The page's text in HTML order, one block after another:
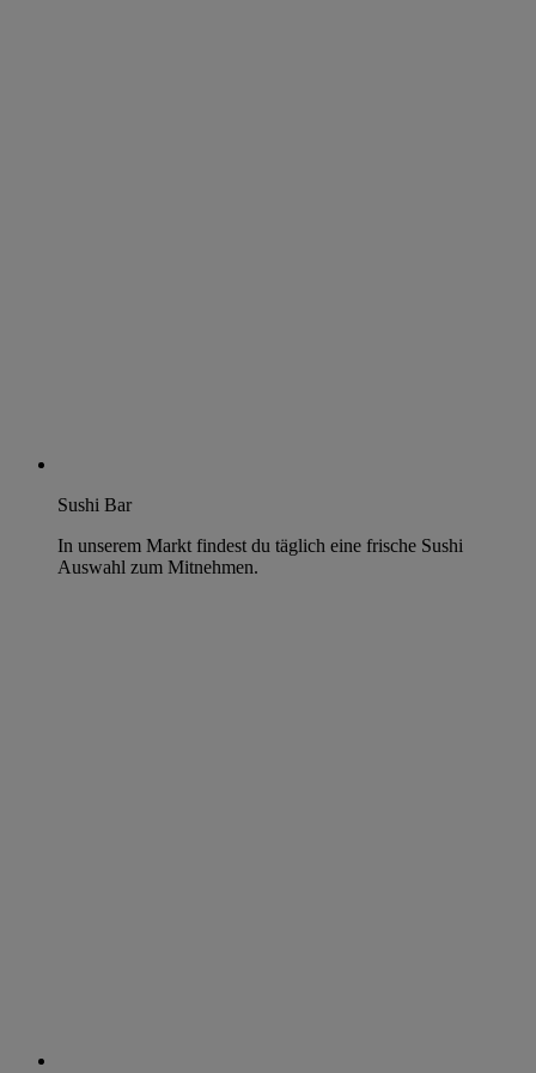
Sushi Bar
In unserem Markt findest du täglich eine frische Sushi
Auswahl zum Mitnehmen.